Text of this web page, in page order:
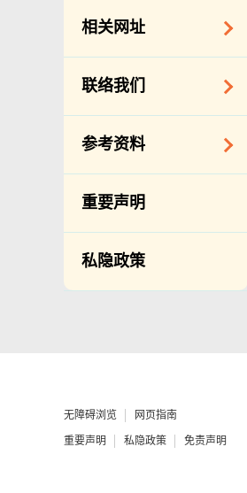
的标准雇佣合约
公开资料守则
备存纪录一览表
相关网址
相关政府机构
联络我们
查询、建议、要求
和投诉
分区环境衞生办事
处地址及电话
渗水投诉调查联合
办事处 办公时间、
由食物环境卫生署
办理作公事用途的
参考资料
年度整合开放数据
计划（包含空间数
据计划）
立法会事务
促进种族平等
重要声明
私隐政策
无障碍浏览 网页指南
重要声明 私隐政策 免责声明